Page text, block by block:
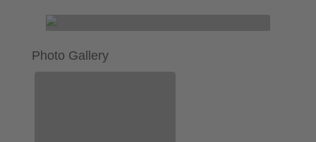
Photo Gallery